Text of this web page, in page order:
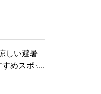
しい避暑
めスポッ